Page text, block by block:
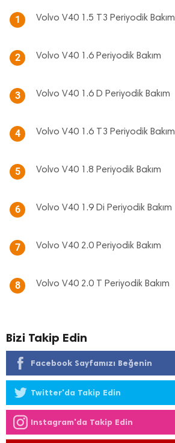
1 Volvo V40 1.5 T3 Periyodik Bakım
2 Volvo V40 1.6 Periyodik Bakım
3 Volvo V40 1.6 D Periyodik Bakım
4 Volvo V40 1.6 T3 Periyodik Bakım
5 Volvo V40 1.8 Periyodik Bakım
6 Volvo V40 1.9 Di Periyodik Bakım
7 Volvo V40 2.0 Periyodik Bakım
8 Volvo V40 2.0 T Periyodik Bakım
Bizi Takip Edin
Facebook Sayfamızı Beğenin
Twitter'da Takip Edin
Instagram'da Takip Edin